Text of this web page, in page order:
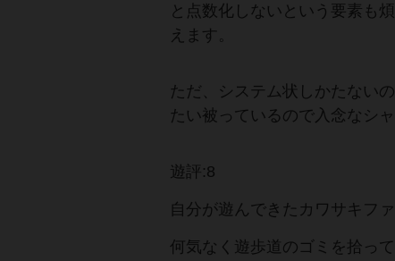
と点数化しないという要素も
えます。
ただ、システム状しかたない
たい被っているので入念なシ
遊評:8
自分が遊んできたカワサキフ
何気なく遊歩道のゴミを拾っ